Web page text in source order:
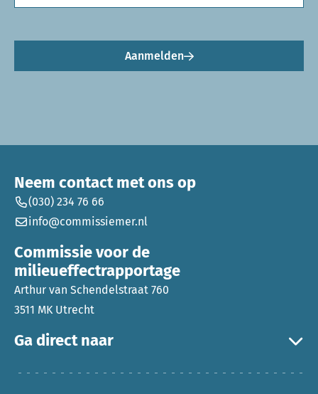
Aanmelden
Ga direct naar
Neem contact met ons op
(030) 234 76 66
info@commissiemer.nl
Commissie voor de
milieueffectrapportage
Arthur van Schendelstraat 760
3511 MK Utrecht